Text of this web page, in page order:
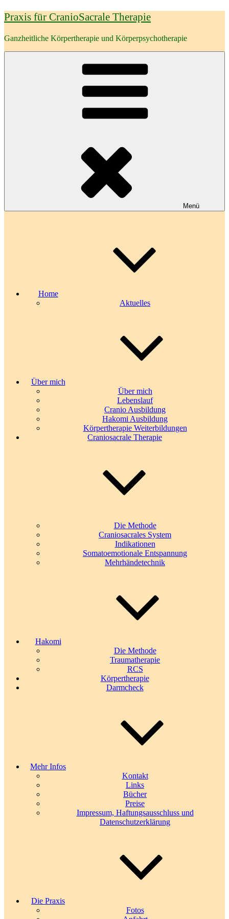
Zum
Inhalt
Praxis für CranioSacrale Therapie
Ganzheitliche Körpertherapie und Körperpsychotherapie
Menü
Home
Aktuelles
Über mich
Über mich
Lebenslauf
Cranio Ausbildung
Hakomi Ausbildung
Körpertherapie Weiterbildungen
Craniosacrale Therapie
Die Methode
Craniosacrales System
Indikationen
Somatoemotionale Entspannung
Mehrhändetechnik
Hakomi
Die Methode
Traumatherapie
RCS
Körpertherapie
Darmcheck
Mehr Infos
Kontakt
Links
Bücher
Preise
Impressum, Haftungsausschluss und
Datenschutzerklärung
Die Praxis
Fotos